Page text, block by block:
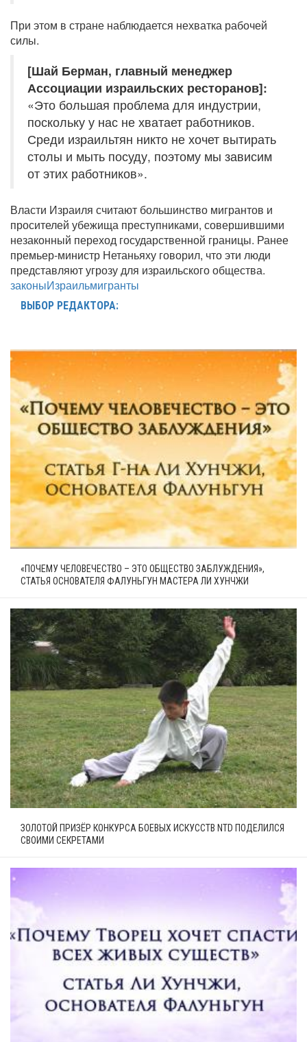
При этом в стране наблюдается нехватка рабочей
силы.
[Шай Берман, главный менеджер
Ассоциации израильских ресторанов]:
«Это большая проблема для индустрии,
поскольку у нас не хватает работников.
Среди израильтян никто не хочет вытирать
столы и мыть посуду, поэтому мы зависим
от этих работников».
Власти Израиля считают большинство мигрантов и
просителей убежища преступниками, совершившими
незаконный переход государственной границы. Ранее
премьер-министр Нетаньяху говорил, что эти люди
представляют угрозу для израильского общества.
законыИзраильмигранты
ВЫБОР РЕДАКТОРА:
«ПОЧЕМУ ЧЕЛОВЕЧЕСТВО – ЭТО ОБЩЕСТВО ЗАБЛУЖДЕНИЯ»,
СТАТЬЯ ОСНОВАТЕЛЯ ФАЛУНЬГУН МАСТЕРА ЛИ ХУНЧЖИ
ЗОЛОТОЙ ПРИЗЁР КОНКУРСА БОЕВЫХ ИСКУССТВ NTD ПОДЕЛИЛСЯ
СВОИМИ СЕКРЕТАМИ